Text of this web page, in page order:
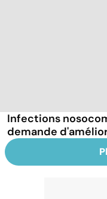
Infections
demande